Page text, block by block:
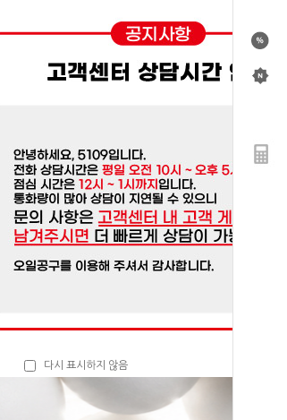
다시 표시하지 않음